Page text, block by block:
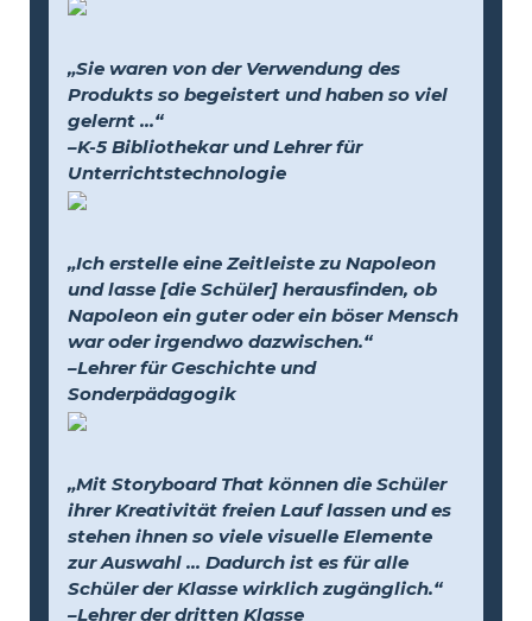
„Sie waren von der Verwendung des
Produkts so begeistert und haben so viel
gelernt …“
–K-5 Bibliothekar und Lehrer für
Unterrichtstechnologie
„Ich erstelle eine Zeitleiste zu Napoleon
und lasse [die Schüler] herausfinden, ob
Napoleon ein guter oder ein böser Mensch
war oder irgendwo dazwischen.“
–Lehrer für Geschichte und
Sonderpädagogik
„Mit Storyboard That können die Schüler
ihrer Kreativität freien Lauf lassen und es
stehen ihnen so viele visuelle Elemente
zur Auswahl … Dadurch ist es für alle
Schüler der Klasse wirklich zugänglich.“
–Lehrer der dritten Klasse